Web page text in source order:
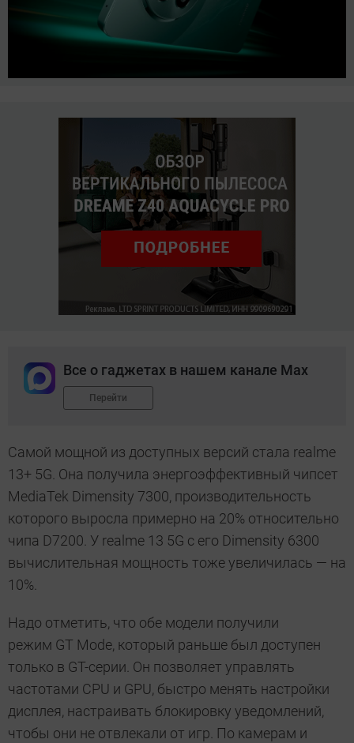
Все о гаджетах в нашем канале Max
Перейти
Самой мощной из доступных версий стала realme
13+ 5G. Она получила энергоэффективный чипсет
MediaTek Dimensity 7300, производительность
которого выросла примерно на 20% относительно
чипа D7200. У realme 13 5G с его Dimensity 6300
вычислительная мощность тоже увеличилась — на
10%.
Надо отметить, что обе модели получили
режим GT Mode, который раньше был доступен
только в GT-серии. Он позволяет управлять
частотами CPU и GPU, быстро менять настройки
дисплея, настраивать блокировку уведомлений,
чтобы они не отвлекали от игр. По камерам и